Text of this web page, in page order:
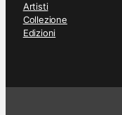
Artisti
Collezione
Edizioni